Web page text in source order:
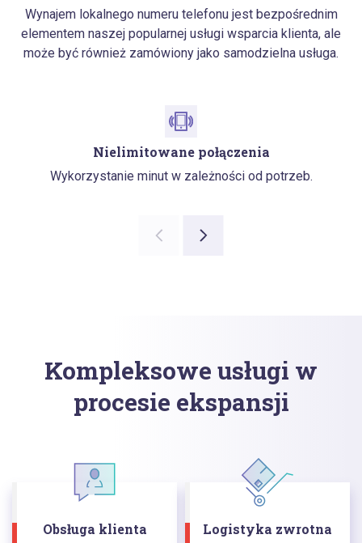
Wynajem lokalnego numeru telefonu jest bezpośrednim
elementem naszej popularnej usługi wsparcia klienta, ale
może być również zamówiony jako samodzielna usługa.
Nielimitowane połączenia
Wykorzystanie minut w zależności od potrzeb.
Kompleksowe usługi w
procesie ekspansji
Obsługa klienta Logistyka zwrotna